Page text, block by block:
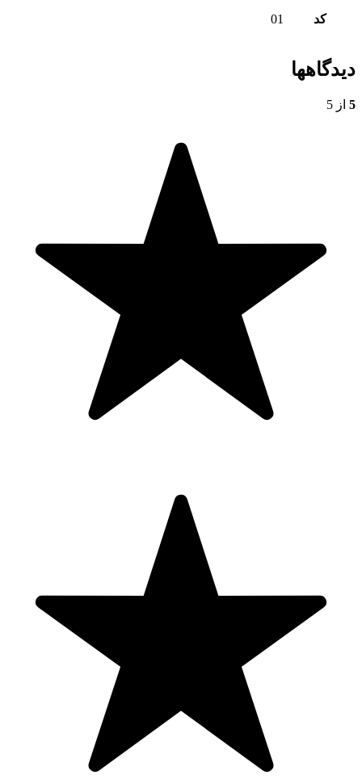
کد 01
دیدگاهها
5 از 5